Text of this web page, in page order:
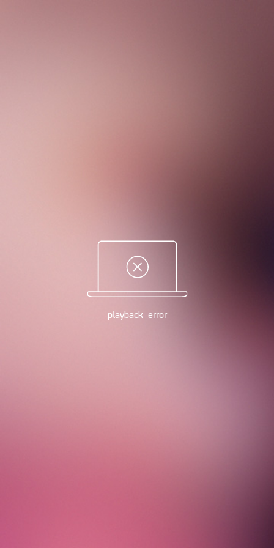
playback_error